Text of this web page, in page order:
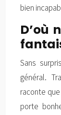
bien
D’où
Sans
général.
raconte
porte